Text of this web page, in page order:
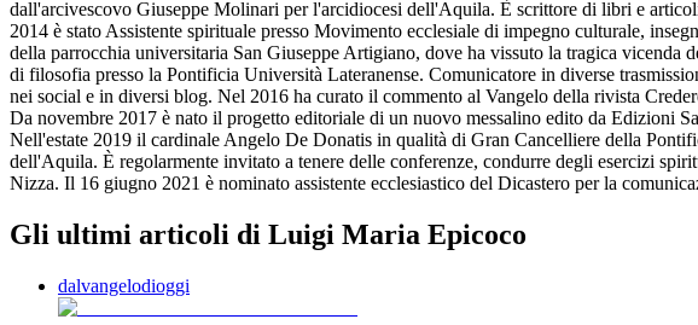
dall'arcivescovo Giuseppe Molinari per l'arcidiocesi dell'Aquila. È scrittore di libri e
2014 è stato Assistente spirituale presso Movimento ecclesiale di impegno culturale,
della parrocchia universitaria San Giuseppe Artigiano, dove ha vissuto la tragica
di filosofia presso la Pontificia Università Lateranense. Comunicatore in diverse
nei social e in diversi blog. Nel 2016 ha curato il commento al Vangelo della rivista
Da novembre 2017 è nato il progetto editoriale di un nuovo messalino edito da Edizioni
Nell'estate 2019 il cardinale Angelo De Donatis in qualità di Gran Cancelliere della
dell'Aquila. È regolarmente invitato a tenere delle conferenze, condurre degli esercizi
Nizza. Il 16 giugno 2021 è nominato assistente ecclesiastico del Dicastero per la
Gli ultimi articoli di Luigi Maria Epicoco
dalvangelodioggi